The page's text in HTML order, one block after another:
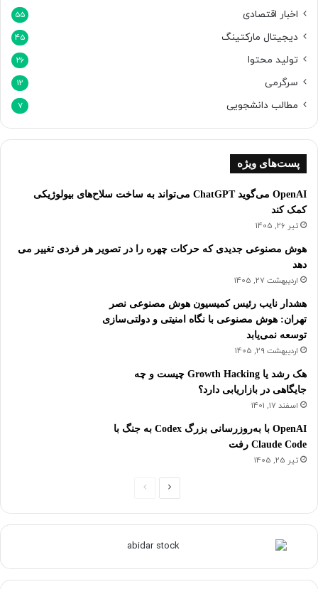
اخبار اقتصادی 55
دیجیتال مارکتینگ 45
تولید محتوا 26
سرگرمی 12
مطالب دانشجویی 7
پست‌های ویژه
OpenAI می‌گوید ChatGPT می‌تواند به ساخت سلاح‌های بیولوژیکی
کمک کند
تیر 26, 1405
هوش مصنوعی جدیدی که حرکات چهره را در تصویر هر فردی تغییر می
دهد
اردیبهشت 27, 1405
هشدار نایب رئیس کمیسیون هوش مصنوعی نصر
تهران: هوش مصنوعی با نگاه امنیتی و دولتی‌سازی
توسعه نمی‌یابد
اردیبهشت 29, 1405
هک رشد یا Growth Hacking چیست و چه
جایگاهی در بازاریابی دارد؟
اسفند 17, 1401
OpenAI با به‌روزرسانی بزرگ Codex به جنگ با
Claude Code رفت
تیر 25, 1405
صفحه
صفحه